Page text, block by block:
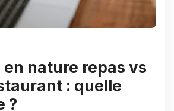
nature repas vs
: quelle
?